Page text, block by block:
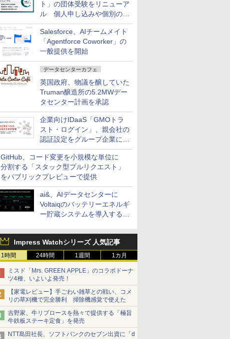
ト」の団体受験をリニューア
ル 個人申し込みや個別の支
払いなどに対応
Salesforce、AIチームメイト
「Agentforce Coworker」の
一般提供を開始
データセンターカフェ
英国政府、物議を醸していた
Truman醸造所の5.2MWデー
タセンター計画を承認
企業向けIDaaS「GMOトラ
スト・ログイン」、親会社の
認証設定をグループ企業に展
開できる新機能を提供
GitHub、コード変更を小規模な単位に
分割する「スタック型プルリクエスト」
をパブリックプレビューで提供
ai&、AIデータセンターに
Voltaiqのバッテリーエネルギ
ー貯蔵システムを導入する計
Impress Watchシリーズ 人気記事
1時間 24時間 1週間 1カ月
ミスド「Mrs. GREEN APPLE」のコラボドーナ
ツ4種、いよいよ発売！
【家電レビュー】手ごわい雑草との戦い、コメ
リの草刈機で完全勝利 掃除機感覚で使えた
吉野家、牛リブロースを熱々で提供する「極旨
牛鉄板ステーキ定食」を発売
NTT島田社長、ソフトバンクのセブン出資に「d